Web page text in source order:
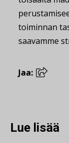
toiminnan
saavamme
Jaa:
Lue lisää